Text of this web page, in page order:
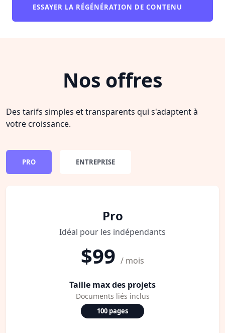
ESSAYER LA RÉGÉNÉRATION DE CONTENU
Nos offres
Des tarifs simples et transparents qui s'adaptent à
votre croissance.
PRO ENTREPRISE
Pro
Idéal pour les indépendants
$99 / mois
Taille max des projets
Documents liés inclus
100 pages